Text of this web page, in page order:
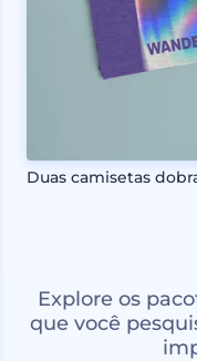
Duas camisetas
Explore os
que você